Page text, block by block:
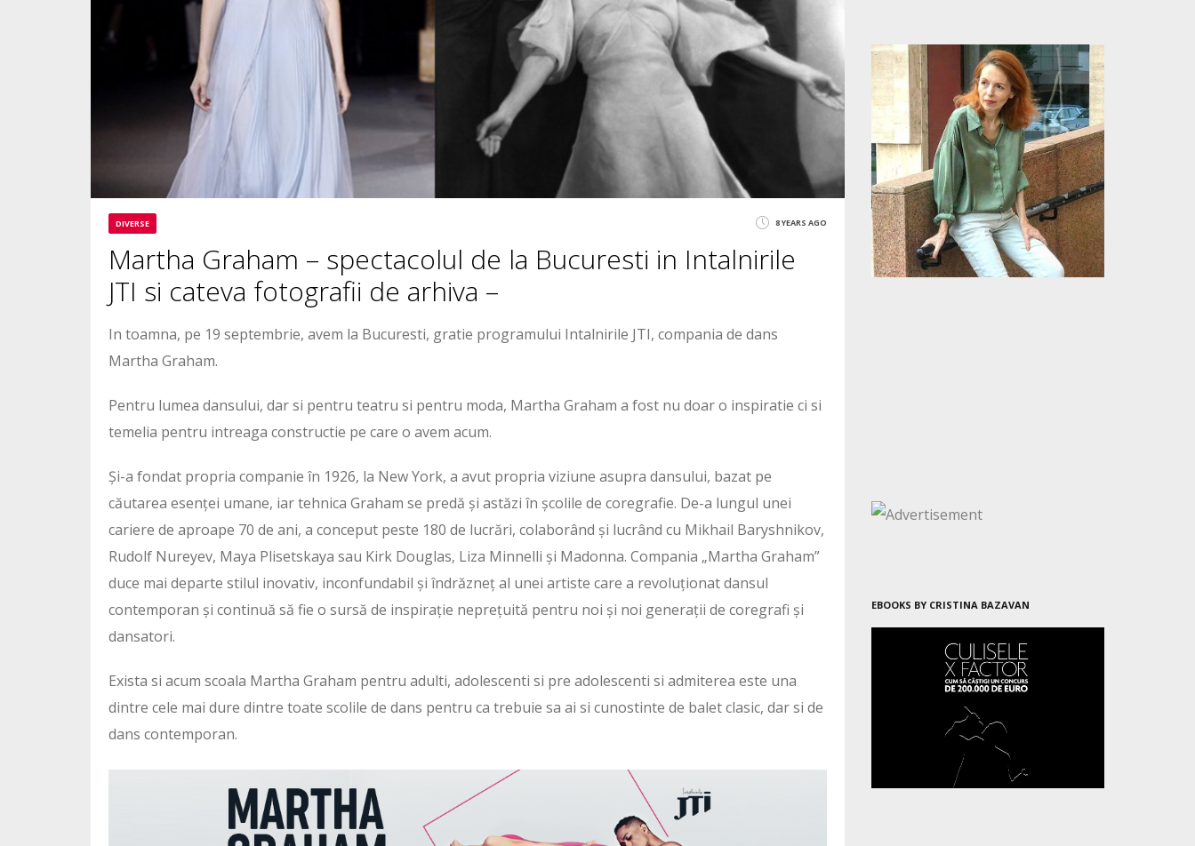
DIVERSE 8 YEARS AGO
Martha Graham – spectacolul de la Bucuresti in Intalnirile
JTI si cateva fotografii de arhiva –
In toamna, pe 19 septembrie, avem la Bucuresti, gratie programului Intalnirile JTI, compania de dans
Martha Graham.
Pentru lumea dansului, dar si pentru teatru si pentru moda, Martha Graham a fost nu doar o inspiratie ci si
temelia pentru intreaga constructie pe care o avem acum.
Și-a fondat propria companie în 1926, la New York, a avut propria viziune asupra dansului, bazat pe
căutarea esenței umane, iar tehnica Graham se predă și astăzi în școlile de coregrafie. De-a lungul unei
cariere de aproape 70 de ani, a conceput peste 180 de lucrări, colaborând și lucrând cu Mikhail Baryshnikov,
Rudolf Nureyev, Maya Plisetskaya sau Kirk Douglas, Liza Minnelli și Madonna. Compania „Martha Graham”
duce mai departe stilul inovativ, inconfundabil și îndrăzneț al unei artiste care a revoluționat dansul
contemporan și continuă să fie o sursă de inspirație neprețuită pentru noi și noi generații de coregrafi și
dansatori.
Exista si acum scoala Martha Graham pentru adulti, adolescenti si pre adolescenti si admiterea este una
dintre cele mai dure dintre toate scolile de dans pentru ca trebuie sa ai si cunostinte de balet clasic, dar si de
dans contemporan.
EBOOKS BY CRISTINA BAZAVAN